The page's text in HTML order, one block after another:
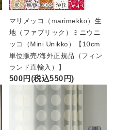
マリメッコ（marimekko）生
地（ファブリック）ミニウニ
ッコ（Mini Unikko）【10cm
単位販売/海外正規品（フィン
ランド直輸入）】
500円(税込550円)